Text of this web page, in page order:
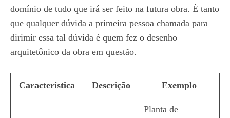
domínio de tudo que irá ser feito na futura obra. É tanto
que qualquer dúvida a primeira pessoa chamada para
dirimir essa tal dúvida é quem fez o desenho
arquitetônico da obra em questão.
Característica Descrição Exemplo
Planta de